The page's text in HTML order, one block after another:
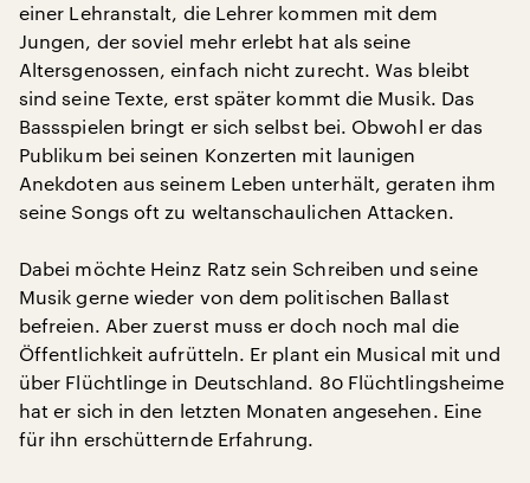
einer Lehranstalt, die Lehrer kommen mit dem
Jungen, der soviel mehr erlebt hat als seine
Altersgenossen, einfach nicht zurecht. Was bleibt
sind seine Texte, erst später kommt die Musik. Das
Bassspielen bringt er sich selbst bei. Obwohl er das
Publikum bei seinen Konzerten mit launigen
Anekdoten aus seinem Leben unterhält, geraten ihm
seine Songs oft zu weltanschaulichen Attacken.
Dabei möchte Heinz Ratz sein Schreiben und seine
Musik gerne wieder von dem politischen Ballast
befreien. Aber zuerst muss er doch noch mal die
Öffentlichkeit aufrütteln. Er plant ein Musical mit und
über Flüchtlinge in Deutschland. 80 Flüchtlingsheime
hat er sich in den letzten Monaten angesehen. Eine
für ihn erschütternde Erfahrung.